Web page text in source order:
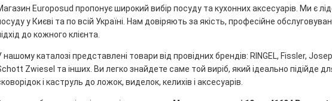
Europosud пропонує широкий вибір посуду та кухонних аксесуарів. Ми є
у Києві та по всій Україні. Нам довіряють за якість, професійне
до кожного клієнта.
нашому каталозі представлені товари від провідних брендів: RINGEL, Fissler,
Zwiesel та інших. Ви легко знайдете саме той виріб, який ідеально підійде
і каструль до ложок, виделок, келихів і аксесуарів.